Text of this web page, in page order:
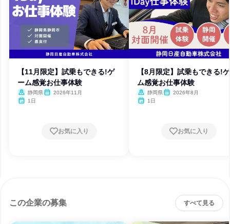
【11月限定】試乗もできる!ゲ
ーム感覚お仕事体験
静岡県
2026年11月
1日
お気に入り
【8月限定】試乗もできる!
ム感覚お仕事体験
静岡県
2026年8月
1日
お気に入り
この企業の募集 すべて見る